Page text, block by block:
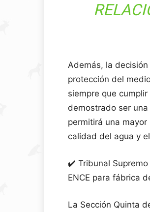
Además, la
protección del
siempre que
demostrado ser
permitirá una
calidad del agua y
✔️ Tribunal
ENCE para fábrica
La Sección Quinta